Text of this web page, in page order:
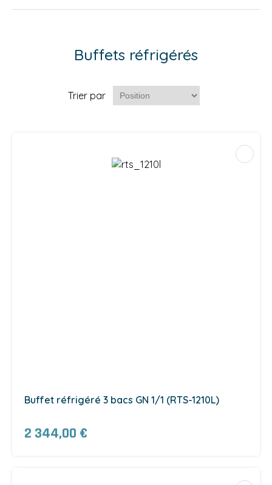
Buffets réfrigérés
Trier par
Buffet réfrigéré 3 bacs GN 1/1 (RTS-1210L)
2 344,00 €